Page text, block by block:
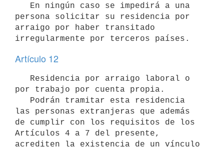
persona solicitar su residencia por
arraigo por haber transitado
Artículo 12
por trabajo por cuenta propia.
las personas extranjeras que además
de cumplir con los requisitos de los
Artículos 4 a 7 del presente,
acrediten la existencia de un vínculo